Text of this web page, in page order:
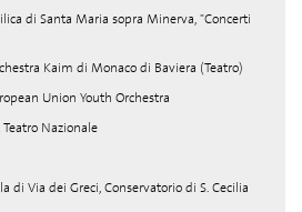
di Santa Maria sopra Minerva, "Concerti
Kaim di Monaco di Baviera (Teatro)
Union Youth Orchestra
Nazionale
di Via dei Greci, Conservatorio di S. Cecilia